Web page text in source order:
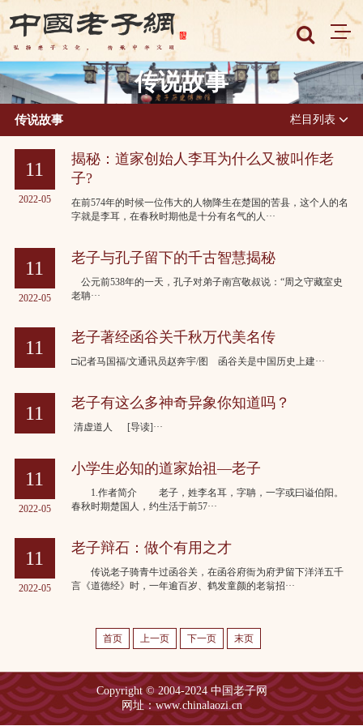
传说故事
传说故事 栏目列表
11
2022-05
揭秘：道家创始人李耳为什么又被叫作老
子?
在前574年的时候一位伟大的人物降生在楚国的苦县，这个人的名
字就是李耳，在春秋时期他是十分有名气的人···
11
2022-05
老子与孔子留下的千古智慧揭秘
公元前538年的一天，孔子对弟子南宫敬叔说：“周之守藏室史
老聃···
11 老子著经函谷关千秋万代美名传
□记者马国福/文通讯员赵奔宇/图 函谷关是中国历史上建···
11 老子有这么多神奇异象你知道吗？
清虚道人 [导读]···
11
2022-05
小学生必知的道家始祖—老子
1.作者简介 老子，姓李名耳，字聃，一字或曰谥伯阳。
春秋时期楚国人，约生活于前57···
11
2022-05
老子辩石：做个有用之才
传说老子骑青牛过函谷关，在函谷府衙为府尹留下洋洋五千
言《道德经》时，一年逾百岁、鹤发童颜的老翁招···
首页 上一页 下一页 末页
Copyright © 2004-2024 中国老子网
网址：www.chinalaozi.cn